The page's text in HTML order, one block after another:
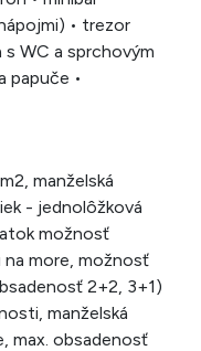
• trezor
s WC a sprchovým
papuče •
manželská
- jednolôžková
možnosť
more, možnosť
2+2, 3+1)
manželská
max. obsadenosť